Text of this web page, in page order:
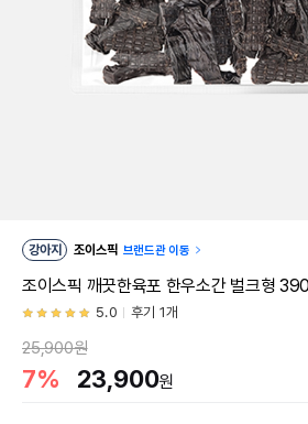
강아지 조이스픽 브랜드관 이동
조이스픽 깨끗한육포 한우소간 벌크형
5.0 후기 1개
25,900원
7% 23,900원